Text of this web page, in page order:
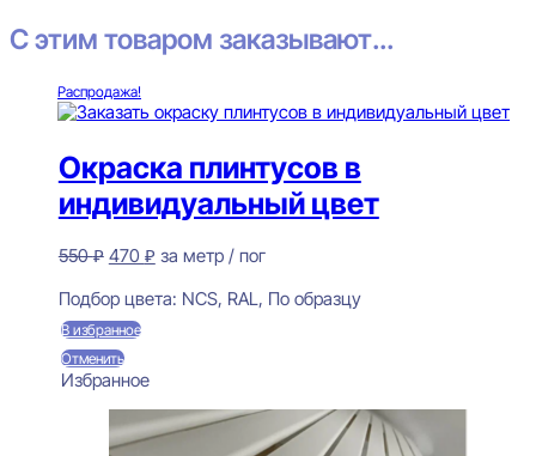
С этим товаром заказывают...
Распродажа!
Окраска плинтусов в
индивидуальный цвет
550₽ Первоначальная
составляла
550 ₽.
470 ₽Текущая
470 ₽.
за метр / пог
Подбор цвета: NCS, RAL, По образцу
В избранное
Отменить
Избранное